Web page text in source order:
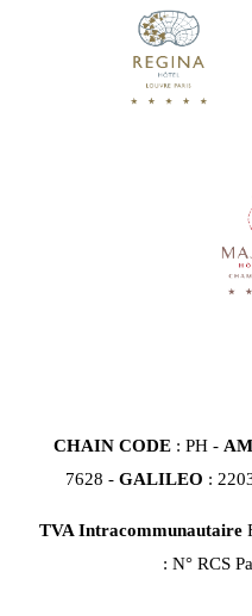
CHAIN CODE : PH -
7628 - GALILEO :
TVA Intracommunautaire
: N° RCS